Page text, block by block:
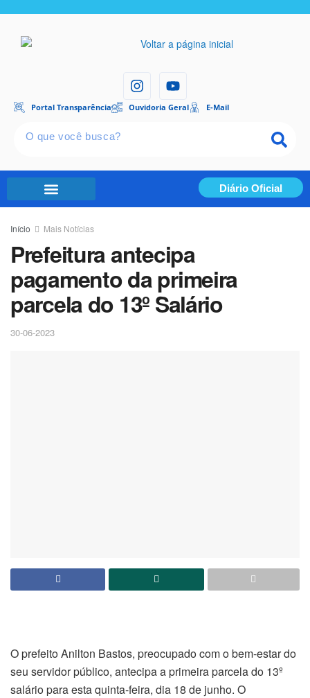
Portal Transparência Ouvidoria Geral E-Mail
Diário Oficial
Início Mais Notícias
Prefeitura antecipa
pagamento da primeira
parcela do 13º Salário
30-06-2023
O prefeito Anilton Bastos, preocupado com o bem-estar do
seu servidor público, antecipa a primeira parcela do 13º
salário para esta quinta-feira, dia 18 de junho. O